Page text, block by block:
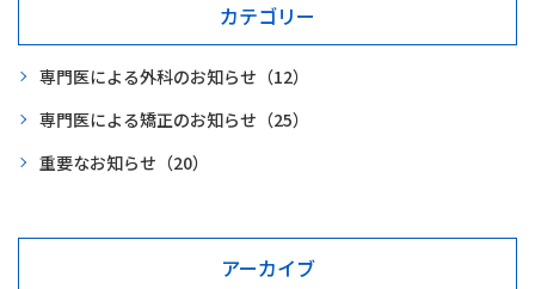
カテゴリー
専門医による外科のお知らせ （12）
専門医による矯正のお知らせ （25）
重要なお知らせ （20）
アーカイブ